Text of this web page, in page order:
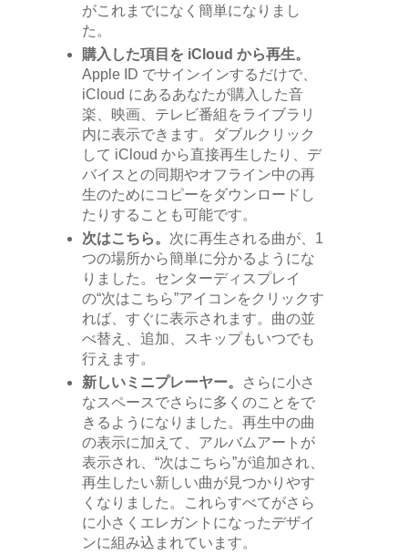
がこれまでになく簡単になりまし
た。
購入した項目を iCloud から再生。
Apple ID でサインインするだけで、
iCloud にあるあなたが購入した音
楽、映画、テレビ番組をライブラリ
内に表示できます。ダブルクリック
して iCloud から直接再生したり、デ
バイスとの同期やオフライン中の再
生のためにコピーをダウンロードし
たりすることも可能です。
次はこちら。 次に再生される曲が、1
つの場所から簡単に分かるようにな
りました。センターディスプレイ
の“次はこちら”アイコンをクリックす
れば、すぐに表示されます。曲の並
べ替え、追加、スキップもいつでも
行えます。
新しいミニプレーヤー。
さらに小さ
なスペースでさらに多くのことをで
きるようになりました。再生中の曲
の表示に加えて、アルバムアートが
表示され、“次はこちら”が追加され、
再生したい新しい曲が見つかりやす
くなりました。これらすべてがさら
に小さくエレガントになったデザイ
ンに組み込まれています。